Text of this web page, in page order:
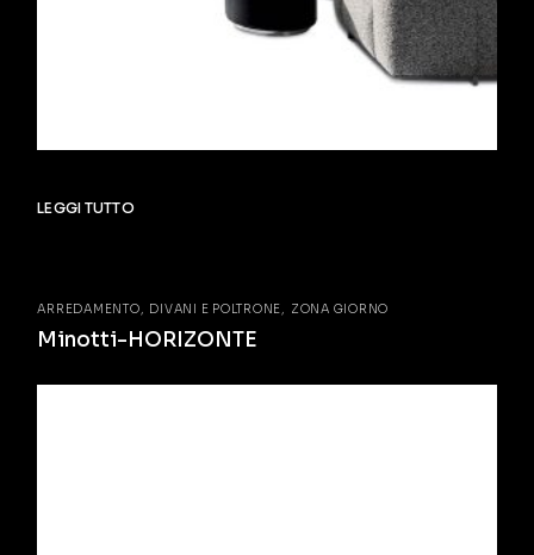
LEGGI TUTTO
ARREDAMENTO DIVANI E POLTRONE ZONA GIORNO
Minotti-HORIZONTE